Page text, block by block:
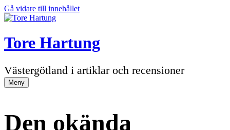
Gå vidare till innehållet
Tore Hartung
Västergötland i artiklar och recensioner
Meny
Den okända